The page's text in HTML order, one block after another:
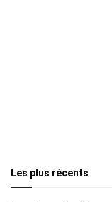
Les plus récents